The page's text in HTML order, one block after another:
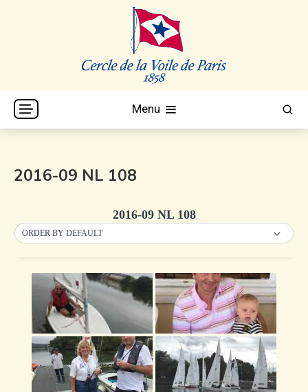
CVP
Cercle de la Voile de Paris
Menu
2016-09 NL 108
2016-09 NL 108
ORDER BY DEFAULT